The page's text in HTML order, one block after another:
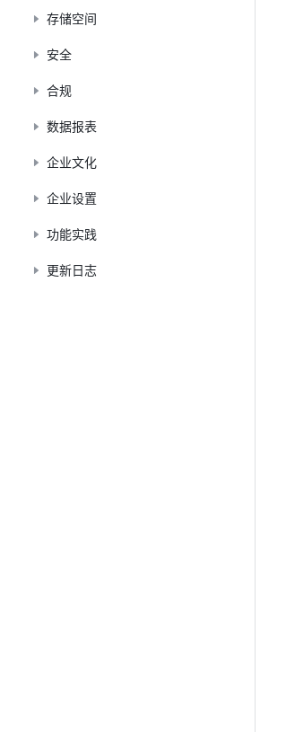
存储空间
安全
合规
数据报表
企业文化
企业设置
功能实践
更新日志